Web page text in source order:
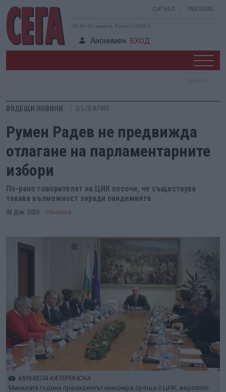
СИГНАЛ РЕКЛАМА
05:49:42, неделя, 9 август 2026 г.
Анонимен ВХОД
ВОДЕЩИ НОВИНИ БЪЛГАРИЯ
Румен Радев не предвижда
отлагане на парламентарните
избори
По-рано говорителят на ЦИК посочи, че съществува
такава възможност заради пандемията
03 Дек. 2020 Обновена
МИХАЕЛА КАТЕРИНСКА
Миналата година президентът инициира среща с ЦИК, вероятно